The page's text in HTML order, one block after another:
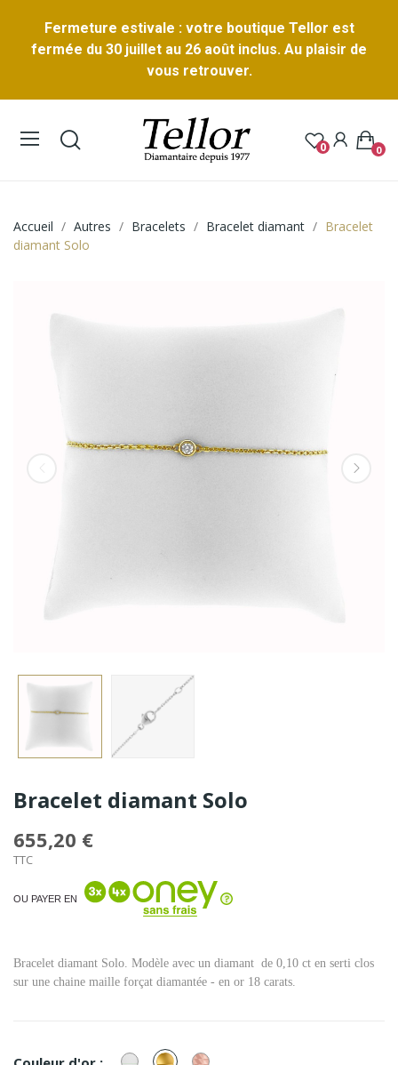
Fermeture estivale : votre boutique Tellor est
fermée du 30 juillet au 26 août inclus. Au plaisir de
vous retrouver.
0 0
Accueil Autres Bracelets Bracelet diamant
Bracelet
diamant Solo
Bracelet diamant Solo
655,20 €
TTC
OU PAYER EN
Bracelet diamant Solo. Modèle avec un diamant de 0,10 ct en serti clos
sur une chaine maille forçat diamantée - en or 18 carats.
or or or